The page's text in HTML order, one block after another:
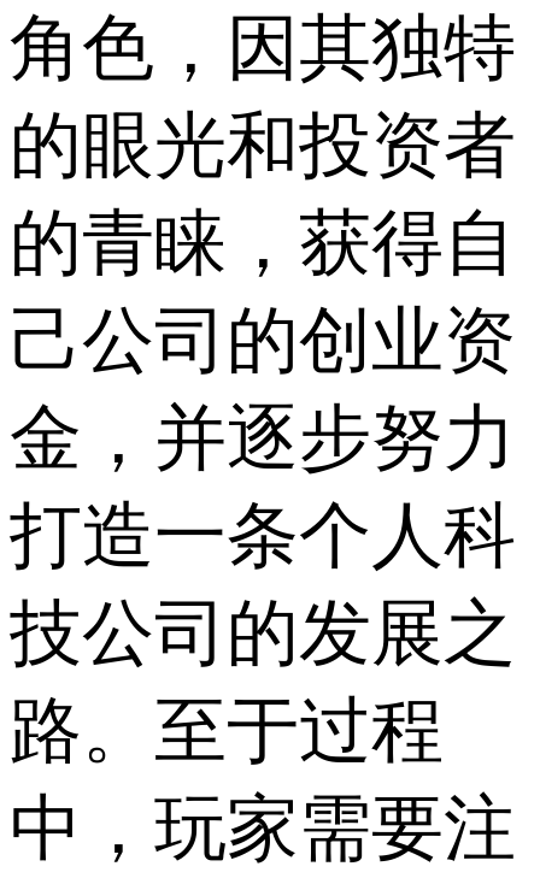
角色，因其独特
的眼光和投资者
的青睐，获得自
己公司的创业资
金，并逐步努力
打造一条个人科
技公司的发展之
路。至于过程
中，玩家需要注